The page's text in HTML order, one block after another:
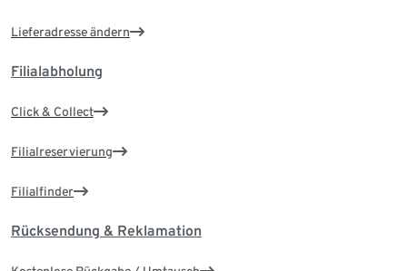
Lieferadresse ändern
Filialabholung
Click & Collect
Filialreservierung
Filialfinder
Rücksendung & Reklamation